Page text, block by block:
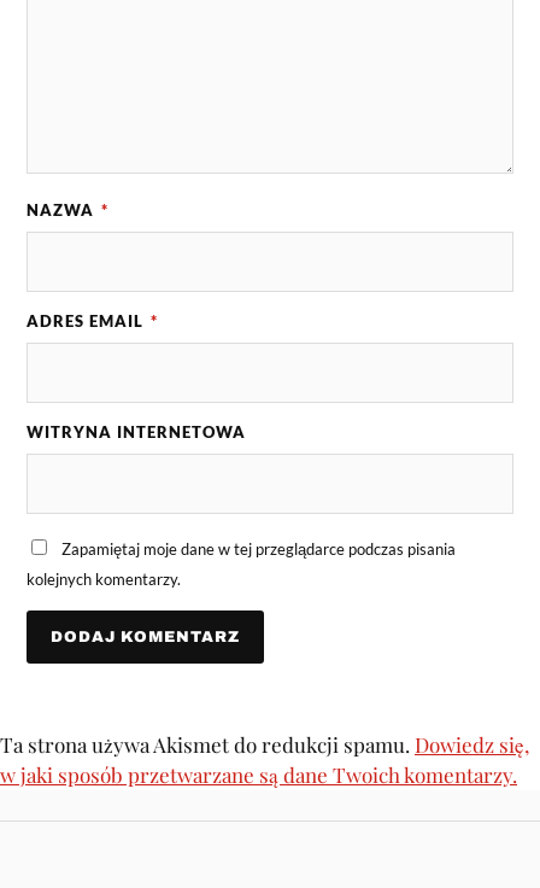
NAZWA *
ADRES EMAIL *
WITRYNA INTERNETOWA
Zapamiętaj moje dane w tej przeglądarce podczas pisania
kolejnych komentarzy.
Ta strona używa Akismet do redukcji spamu. Dowiedz się,
w jaki sposób przetwarzane są dane Twoich komentarzy.